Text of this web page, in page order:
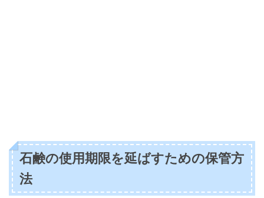
石鹸の使用期限を延ばすための保管方
法